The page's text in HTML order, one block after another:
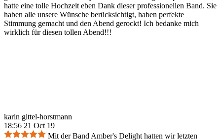
hatte eine tolle Hochzeit eben Dank dieser professionellen Band. Sie
haben alle unsere Wünsche berücksichtigt, haben perfekte
Stimmung gemacht und den Abend gerockt! Ich bedanke mich
wirklich für diesen tollen Abend!!!
karin gittel-horstmann
18:56 21 Oct 19
Mit der Band Amber's Delight hatten wir letzten